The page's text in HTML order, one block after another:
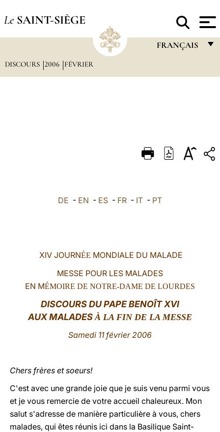
Le SAINT-SIÈGE
FRANÇAIS
DEUTSCH
العربيّة
DISCOURS 2006 FÉVRIER
DE - EN - ES - FR - IT - PT
XIV JOURNÉE MONDIALE DU MALADE
MESSE POUR LES MALADES
EN MÉMOIRE DE NOTRE-DAME DE LOURDES
DISCOURS DU PAPE BENOÎT XVI
AUXMALADES À LA FIN DE LA MESSE
Samedi 11 février 2006
Chers frères et soeurs!
C'est avec une grande joie que je suis venu parmi vous
et je vous remercie de votre accueil chaleureux. Mon
salut s'adresse de manière particulière à vous, chers
malades, qui êtes réunis ici dans la Basilique Saint-